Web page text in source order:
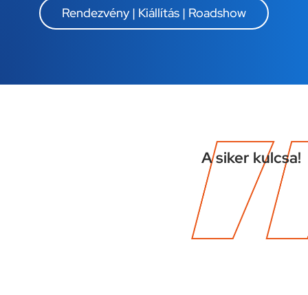
Rendezvény | Kiállítás | Roadshow
A siker kulcsa!